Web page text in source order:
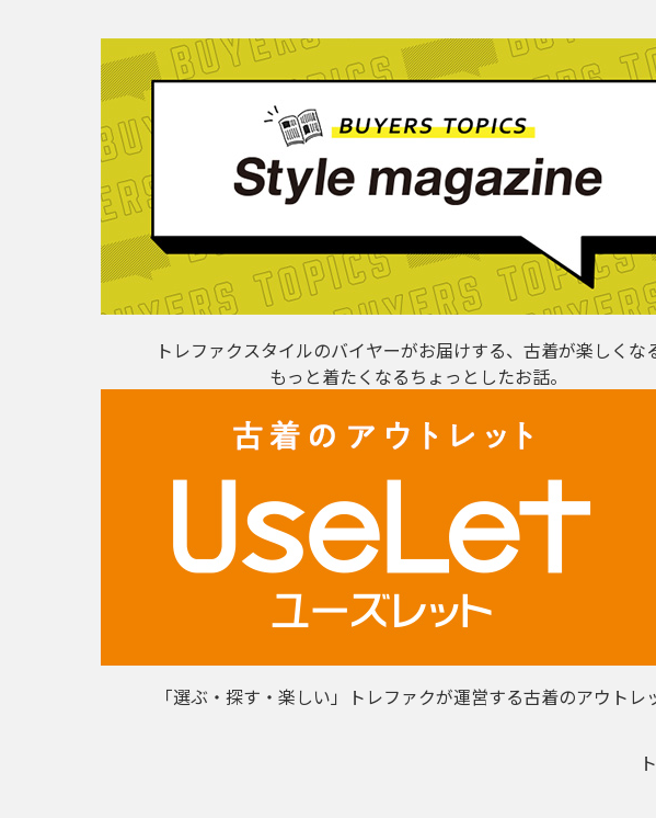
トレファクスタイルのバイヤーがお届けする、古着が楽しくな
もっと着たくなるちょっとしたお話。
「選ぶ・探す・楽しい」トレファクが運営する古着のアウトレ